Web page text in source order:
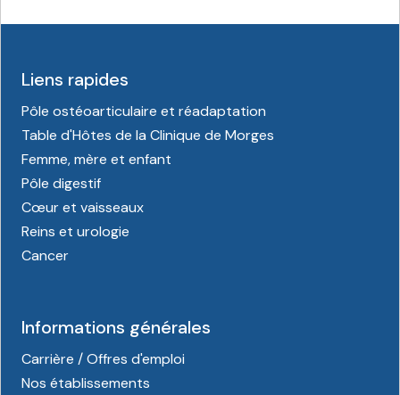
Liens rapides
Pôle ostéoarticulaire et réadaptation
Table d'Hôtes de la Clinique de Morges
Femme, mère et enfant
Pôle digestif
Cœur et vaisseaux
Reins et urologie
Cancer
Informations générales
Carrière / Offres d'emploi
Nos établissements